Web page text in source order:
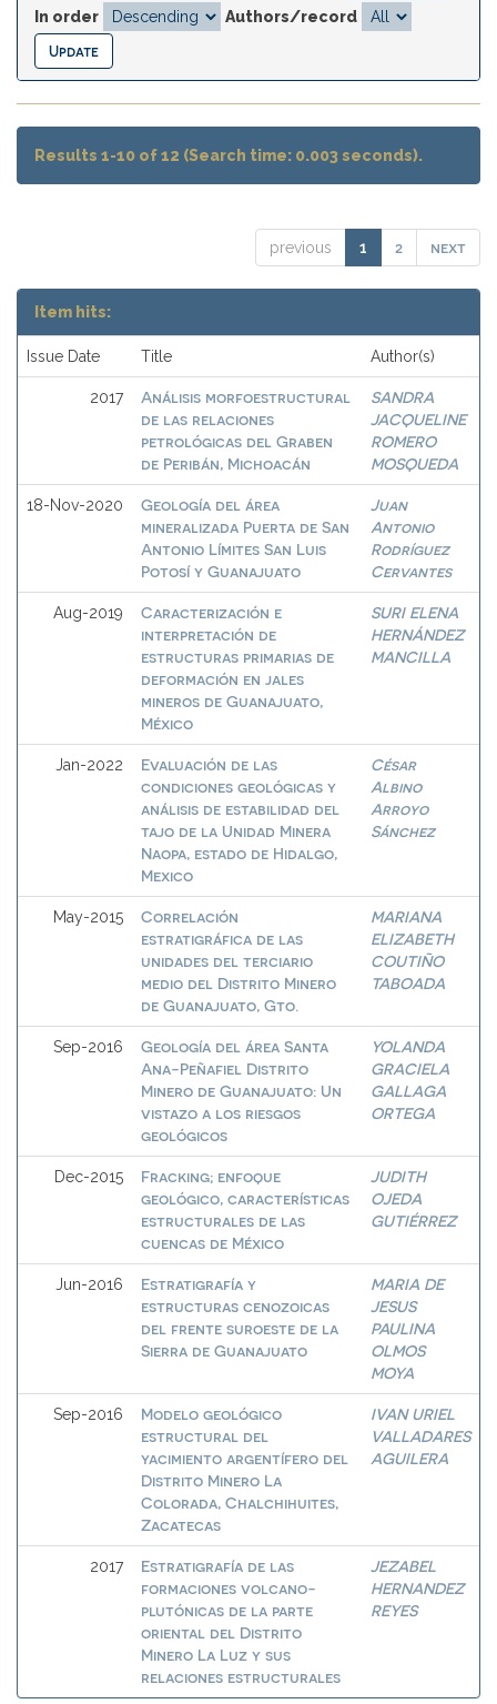
In order
Authors/record
Results 1-10 of 12 (Search time: 0.003 seconds).
previous 1 2 next
Item hits:
Issue Date Title Author(s)
2017
Análisis morfoestructural
de las relaciones
petrológicas del Graben
de Peribán, Michoacán
SANDRA
JACQUELINE
ROMERO
MOSQUEDA
18-Nov-2020
Geología del área
mineralizada Puerta de San
Antonio Límites San Luis
Potosí y Guanajuato
Juan
Antonio
Rodríguez
Cervantes
Aug-2019
Caracterización e
interpretación de
estructuras primarias de
deformación en jales
mineros de Guanajuato,
México
SURI ELENA
HERNÁNDEZ
MANCILLA
Jan-2022
Evaluación de las
condiciones geológicas y
análisis de estabilidad del
tajo de la Unidad Minera
Naopa, estado de Hidalgo,
Mexico
César
Albino
Arroyo
Sánchez
May-2015
Correlación
estratigráfica de las
unidades del terciario
medio del Distrito Minero
de Guanajuato, Gto.
MARIANA
ELIZABETH
COUTIÑO
TABOADA
Sep-2016
Geología del área Santa
Ana-Peñafiel Distrito
Minero de Guanajuato: Un
vistazo a los riesgos
geológicos
YOLANDA
GRACIELA
GALLAGA
ORTEGA
Dec-2015
Fracking; enfoque
geológico, características
estructurales de las
cuencas de México
JUDITH
OJEDA
GUTIÉRREZ
Jun-2016
Estratigrafía y
estructuras cenozoicas
del frente suroeste de la
Sierra de Guanajuato
MARIA DE
JESUS
PAULINA
OLMOS
MOYA
Sep-2016
Modelo geológico
estructural del
yacimiento argentífero del
Distrito Minero La
Colorada, Chalchihuites,
Zacatecas
IVAN URIEL
VALLADARES
AGUILERA
2017
Estratigrafía de las
formaciones volcano-
plutónicas de la parte
oriental del Distrito
Minero La Luz y sus
relaciones estructurales
JEZABEL
HERNANDEZ
REYES